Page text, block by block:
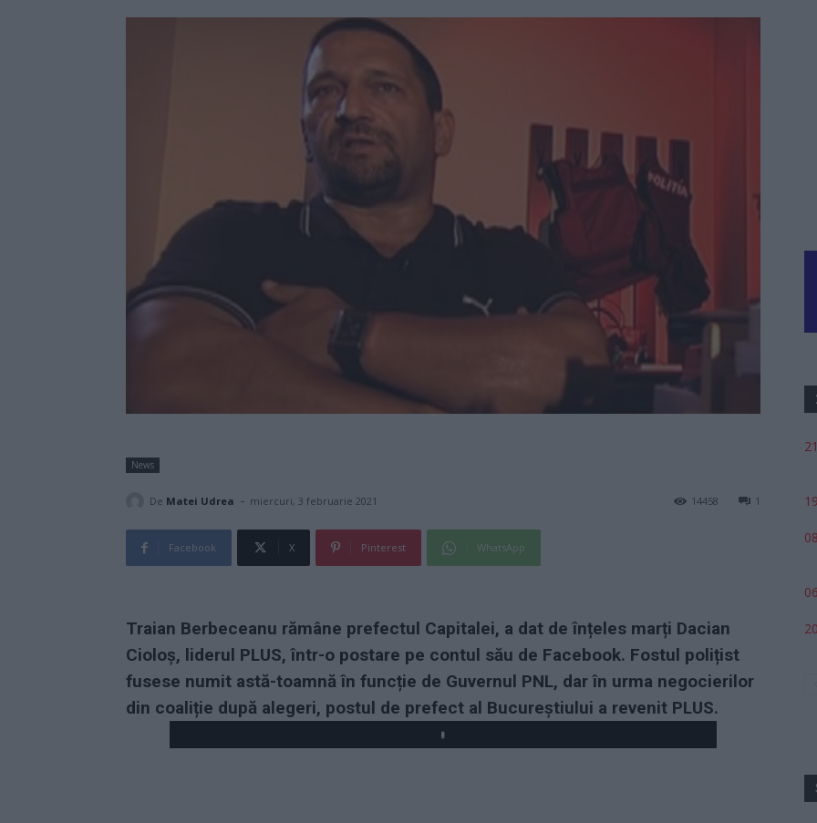
News
De Matei Udrea - miercuri, 3 februarie 2021 1
14458
Facebook X Pinterest WhatsApp
Traian Berbeceanu rămâne prefectul Capitalei, a dat de înțeles marți Dacian
Cioloș, liderul PLUS, într-o postare pe contul său de Facebook. Fostul polițist
fusese numit astă-toamnă în funcție de Guvernul PNL, dar în urma negocierilor
din coaliție după alegeri, postul de prefect al Bucureștiului a revenit PLUS.